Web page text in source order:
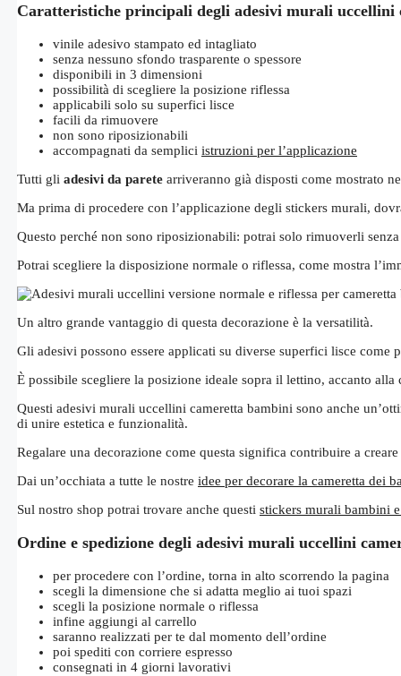
Caratteristiche principali degli adesivi murali uccellini
vinile adesivo stampato ed intagliato
senza nessuno sfondo trasparente o spessore
disponibili in 3 dimensioni
possibilità di scegliere la posizione riflessa
applicabili solo su superfici lisce
facili da rimuovere
non sono riposizionabili
accompagnati da semplici istruzioni per l’applicazione
Tutti gli adesivi da parete arriveranno già disposti come mostrato
Ma prima di procedere con l’applicazione degli stickers murali,
Questo perché non sono riposizionabili: potrai solo rimuoverli
Potrai scegliere la disposizione normale o riflessa, come mostra
Un altro grande vantaggio di questa decorazione è la versatilità.
Gli adesivi possono essere applicati su diverse superfici lisce
È possibile scegliere la posizione ideale sopra il lettino, accanto
Questi adesivi murali uccellini cameretta bambini sono anche
di unire estetica e funzionalità.
Regalare una decorazione come questa significa contribuire a
Dai un’occhiata a tutte le nostre idee per decorare la cameretta dei
Sul nostro shop potrai trovare anche questi stickers murali bambini e
Ordine e spedizione degli adesivi murali uccellini
per procedere con l’ordine, torna in alto scorrendo la pagina
scegli la dimensione che si adatta meglio ai tuoi spazi
scegli la posizione normale o riflessa
infine aggiungi al carrello
saranno realizzati per te dal momento dell’ordine
poi spediti con corriere espresso
consegnati in 4 giorni lavorativi